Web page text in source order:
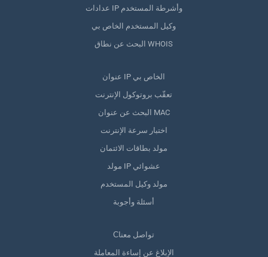
عدادات IP وأشرطة المستخدم
وكيل المستخدم الخاص بي
البحث عن نطاق WHOIS
عنوان IP الخاص بي
تعقّب بروتوكول الإنترنت
البحث عن عنوان MAC
اختبار سرعة الإنترنت
مولد بطاقات الائتمان
مولد IP عشوائي
مولد وكيل المستخدم
أسئلة وأجوبة
Сتواصل معنا
الإبلاغ عن إساءة المعاملة